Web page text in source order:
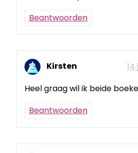
Beantwoorden
Kirsten
14
Heel graag wil ik beide
Beantwoorden